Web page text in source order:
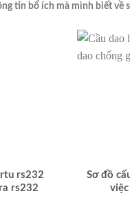
tin bổ ích mà mình biết về
rs232
rs232
Sơ đồ
việc